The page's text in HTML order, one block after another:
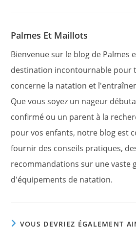
Palmes Et Maillots
Bienvenue sur le blog de Palmes
destination incontournable pour
concerne la natation et
Que vous soyez un nageur
confirmé ou un parent à la
pour vos enfants, notre blog est
fournir des conseils pratiques,
recommandations sur une vaste
d'équipements de natation.
VOUS DEVRIEZ ÉGALEMENT